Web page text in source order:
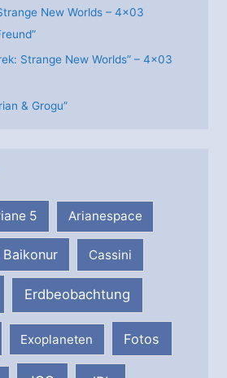
New Worlds – 4×03
Strange New Worlds” – 4×03
& Grogu”
5 Arianespace
Baikonur Cassini
Erdbeobachtung
Exoplaneten Fotos